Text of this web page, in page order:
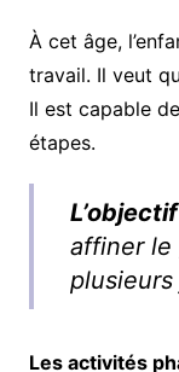
À cet âge,
travail. Il veut
Il est capable
étapes.
affiner le
plusieurs
Les activités